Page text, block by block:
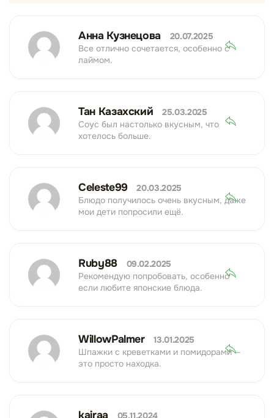
Анна Кузнецова
20.07.2025
Все отлично сочетается, особенно с
лаймом.
Тан Казахский
25.03.2025
Соус был настолько вкусным, что
хотелось больше.
Celeste99
20.03.2025
Блюдо получилось очень вкусным, даже
мои дети попросили ещё.
Ruby88
09.02.2025
Рекомендую попробовать, особенно
если любите японские блюда.
WillowPalmer
13.01.2025
Шпажки с креветками и помидорами —
это просто находка.
kairaa
05.11.2024